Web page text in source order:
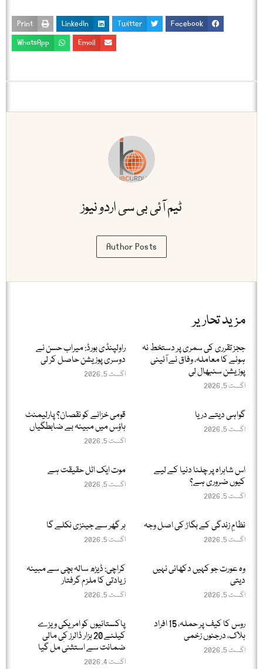
Facebook
Twitter
LinkedIn
Print
Email
WhatsApp
ٹیم آئی بی سی اردو نیوز
Author Posts
مزید تحاریر
ججز تقرری کی سمری پر دستخط نہ
ہونے کا معاملہ، وفاق نے آئینی
پوزیشن سنبھال لی
اگست 5, 2026
راولپنڈی بورڈ: میراب حسن نے
دوسری پوزیشن حاصل کر لی
اگست 5, 2026
گواہی دیتے دریا
اگست 5, 2026
قومی خزانے کو نقصان؟ پارلیمنٹ
ہاؤس میں مبینہ بے ضابطگیاں
اگست 5, 2026
اس شاہراہ پر چلنا دنیا کے لیے
کیوں ضروری ہے؟
اگست 5, 2026
موت ایک اٹل حقیقت ہے
اگست 5, 2026
نظامِ زندگی کے بگاڑ کی اصل وجہ
اگست 5, 2026
ہر گھر سے جینزی نکلے گا
اگست 5, 2026
وہ عورت جو کہیں دکھائی نہیں
دیتی
اگست 5, 2026
کراچی: ڈیڑھ سالہ بچی سے مبینہ
زیادتی کا ملزم گرفتار
اگست 5, 2026
روس کا کیف پر حملہ، 15 افراد
ہلاک، درجنوں زخمی
اگست 5, 2026
پاکستانیوں کو امریکی ویزے
کیلئے 20 ہزار ڈالرز کی مالی
ضمانت سے استثنیٰ مل گیا
اگست 4, 2026